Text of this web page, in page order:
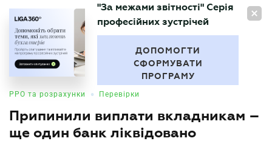
UA
БУХГАЛТЕР
"За межами звітності" Серія
професійних зустрічей
ДОПОМОГТИ
СФОРМУВАТИ
ПРОГРАМУ
РРО та розрахунки • Перевірки
Припинили виплати вкладникам –
ще один банк ліквідовано